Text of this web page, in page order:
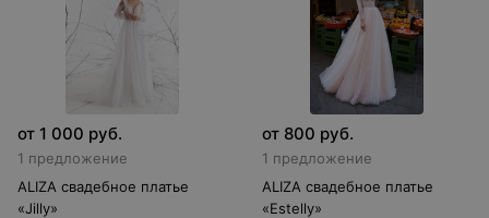
от 1 000 руб.
1 предложение
ALIZA свадебное платье
«Jilly»
от 800 руб.
1 предложение
ALIZA свадебное платье
«Estelly»